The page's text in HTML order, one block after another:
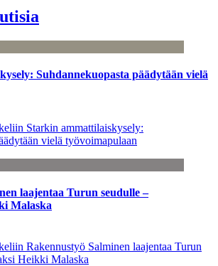
Suhdannekuopasta päädytään vielä
Starkin ammattilaiskysely:
vielä työvoimapulaan
laajentaa Turun seudulle –
Malaska
Rakennustyö Salminen laajentaa Turun
Heikki Malaska